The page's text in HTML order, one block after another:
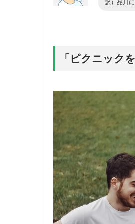
訳）品川
「ピクニック